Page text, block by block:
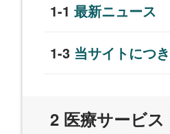
最新ニュース
当サイトにつ
医療サービス